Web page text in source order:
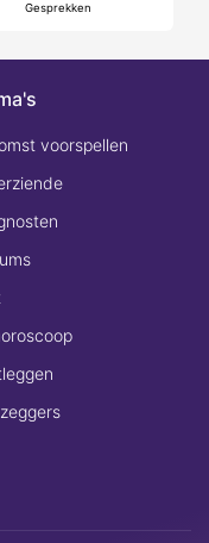
Gesprekken
voorspellen